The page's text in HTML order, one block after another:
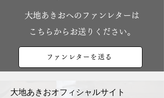
​大地あきおへのファンレターは
こちらからお送りください。
ファンレターを送る
大地あきおオフィシャルサイト